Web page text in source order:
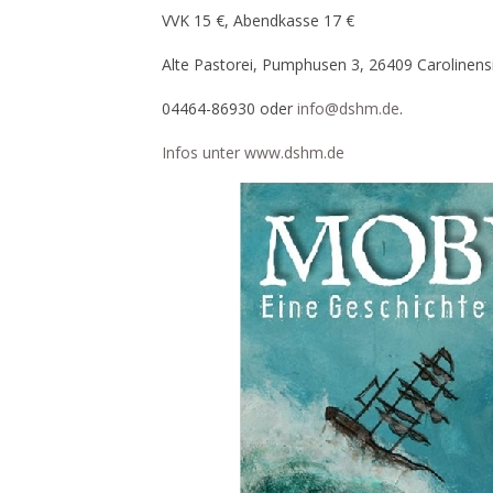
VVK 15 €, Abendkasse 17 €
Alte Pastorei, Pumphusen 3, 26409
04464-86930 oder info@dshm.de.
Infos unter www.dshm.de